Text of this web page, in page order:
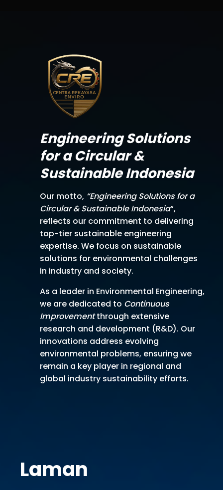
Engineering Solutions
for a Circular &
Sustainable Indonesia
Our motto, “Engineering Solutions for a
Circular & Sustainable Indonesia“,
reflects our commitment to delivering
top-tier sustainable engineering
expertise. We focus on sustainable
solutions for environmental challenges
in industry and society.
As a leader in Environmental Engineering,
we are dedicated to Continuous
Improvementthrough extensive
research and development (R&D). Our
innovations address evolving
environmental problems, ensuring we
remain a key player in regional and
global industry sustainability efforts.
Laman